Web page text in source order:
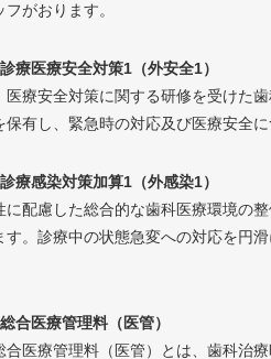
がおります。
療医療安全対策1（外安全1）
医療安全対策に関する研修を受けた
保有し、緊急時の対応及び医療安全
療感染対策加算1（外感染1）
に配慮した総合的な歯科医療環境の
す。診療中の状態急変への対応を円
合医療管理料（医管）
合医療管理料（医管）とは、歯科治